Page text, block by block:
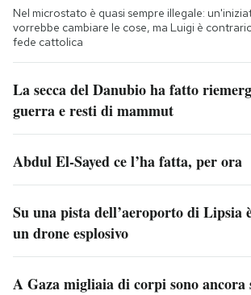
Nel microstato è quasi sempre illegale:
vorrebbe cambiare le cose, ma Luigi è
fede cattolica
La secca del Danubio ha fatto
guerra e resti di mammut
Abdul El-Sayed ce l’ha fatta, per ora
Su una pista dell’aeroporto di Lipsia
un drone esplosivo
A Gaza migliaia di corpi sono ancora